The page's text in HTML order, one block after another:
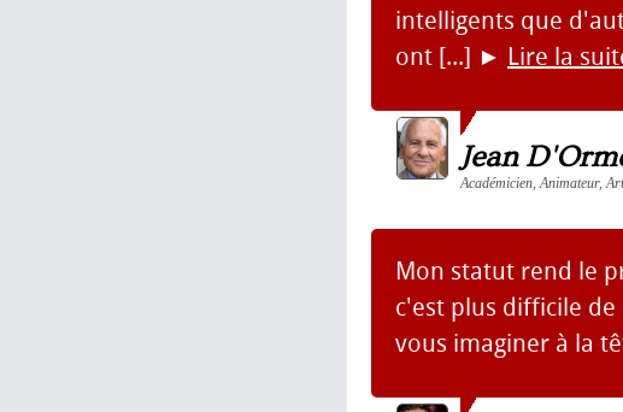
intelligents que
ont [...] ► Lire la
Jean
Académicien, Animateur,
Mon statut rend le
c'est plus difficile
vous imaginer à la